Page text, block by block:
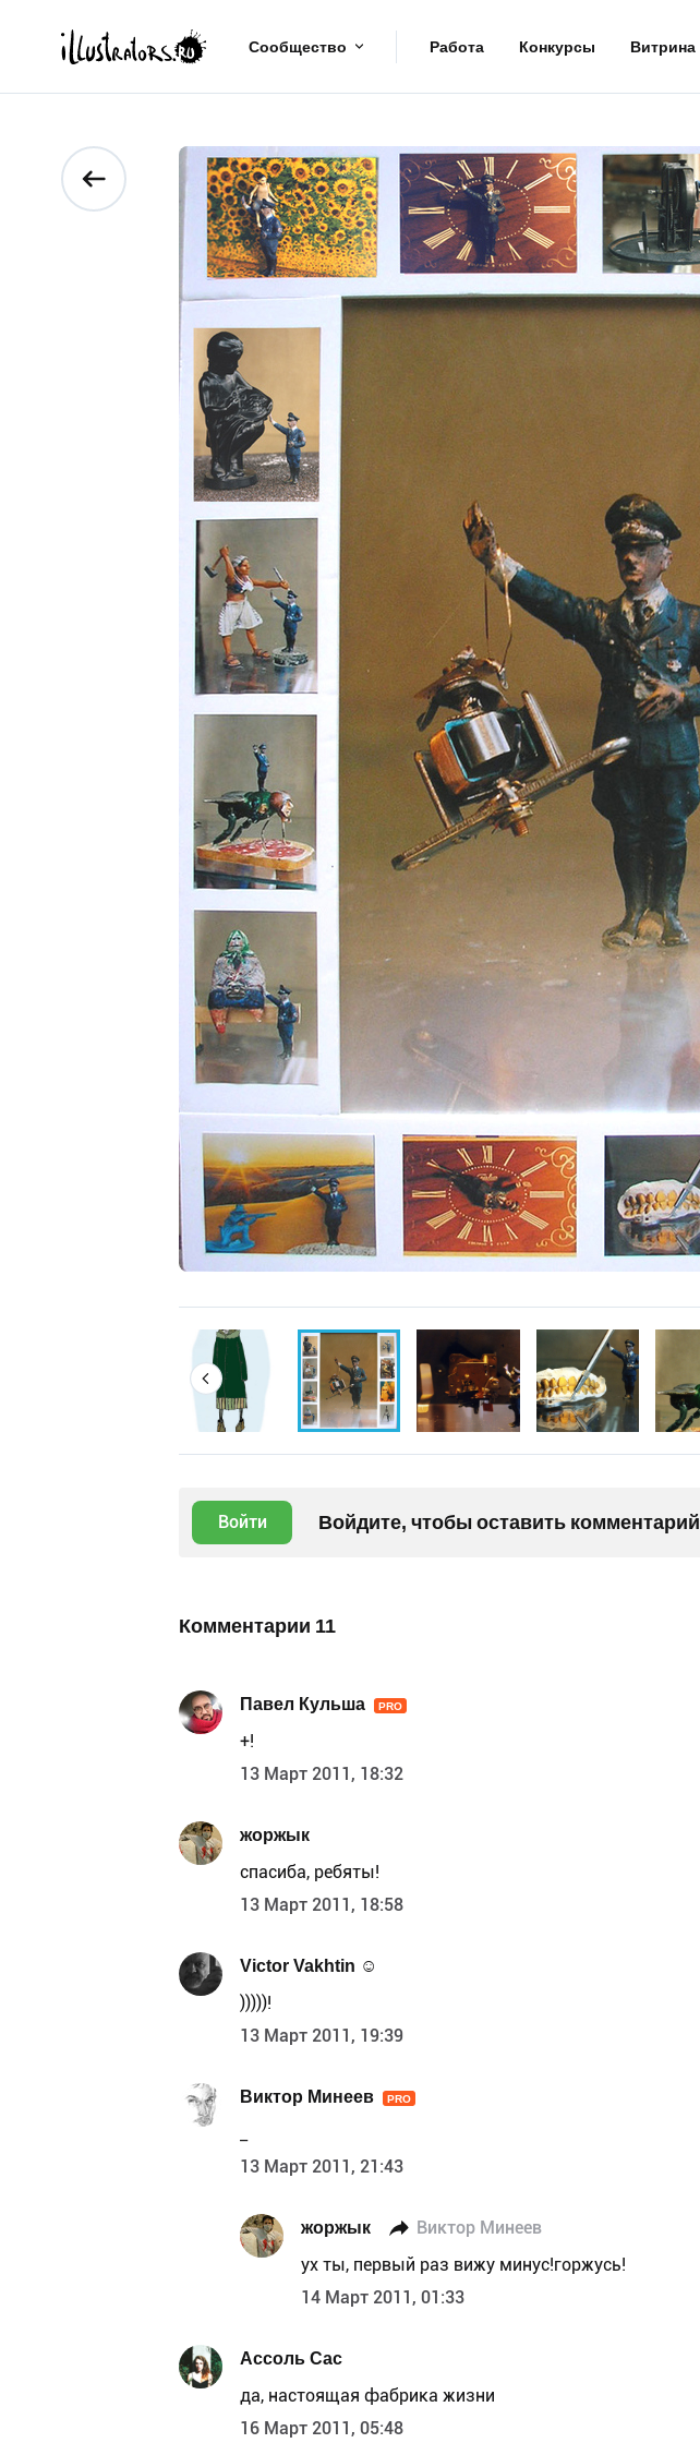
Сообщество Работа Конкурсы Витрина
Войти Войдите, чтобы оставить комментарий
Комментарии 11
Павел Кульша PRO
+!
13 Март 2011, 18:32
жоржык
спасиба, ребяты!
13 Март 2011, 18:58
Victor Vakhtin ☺
)))))!
13 Март 2011, 19:39
Виктор Минеев PRO
13 Март 2011, 21:43
жоржык Виктор Минеев
ух ты, первый раз вижу минус!горжусь!
14 Март 2011, 01:33
Ассоль Сас
да, настоящая фабрика жизни
16 Март 2011, 05:48